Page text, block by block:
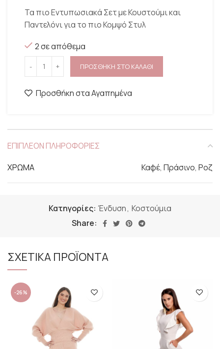
Τα πιο Εντυπωσιακά Σετ με Κουστούμι και
Παντελόνι για το πιο Κομψό Στυλ
2 σε απόθεμα
ΠΡΟΣΘΗΚΗ ΣΤΟ ΚΑΛΑΘΙ
Προσθήκη στα Αγαπημένα
ΕΠΙΠΛΕΟΝ ΠΛΗΡΟΦΟΡΙΕΣ
ΧΡΩΜΑ
Καφέ, Πράσινο, Ροζ
Κατηγορίες: Ένδυση, Κοστούμια
Share:
ΣΧΕΤΙΚΑ ΠΡΟΪΟΝΤΑ
-26%